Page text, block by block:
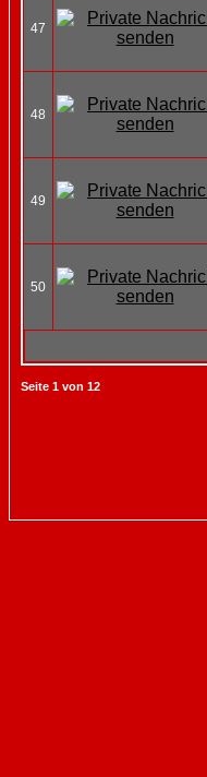
47
48
49
50
Seite 1 von 12